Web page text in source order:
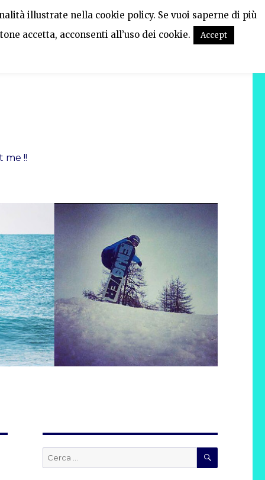
me !!
Cerca: CERCA
illustrate nella cookie policy. Se vuoi saperne di più
accetta, acconsenti all’uso dei cookie.
Accept